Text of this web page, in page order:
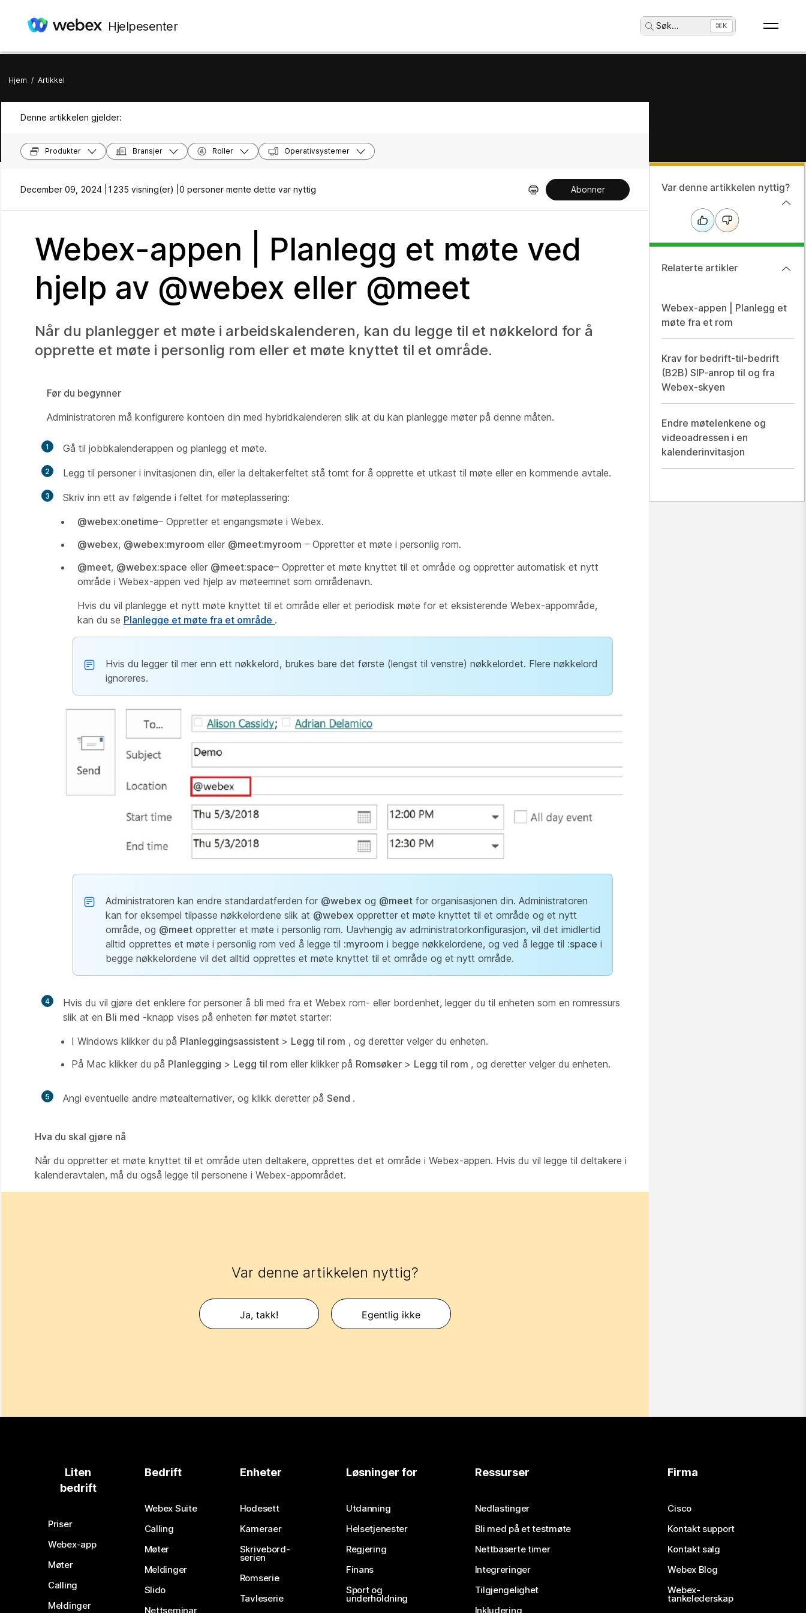
Hjelpesenter Søk... ⌘K
Hjem / Artikkel
Denne artikkelen gjelder:
Produkter Bransjer Roller Operativsystemer
December 09, 2024 | 1235 visning(er) | 0 personer mente dette var nyttig Abonner
Webex-appen | Planlegg et møte ved
hjelp av @webex eller @meet
Når du planlegger et møte i arbeidskalenderen, kan du legge til et nøkkelord for å
opprette et møte i personlig rom eller et møte knyttet til et område.
Før du begynner
Administratoren må konfigurere kontoen din med hybridkalenderen slik at du kan planlegge møter på denne måten.
1 Gå til jobbkalenderappen og planlegg et møte.
2 Legg til personer i invitasjonen din, eller la deltakerfeltet stå tomt for å opprette et utkast til møte eller en kommende avtale.
3
Skriv inn ett av følgende i feltet for møteplassering:
@webex:onetime– Oppretter et engangsmøte i Webex.
@webex, @webex:myroom eller @meet:myroom – Oppretter et møte i personlig rom.
@meet, @webex:space eller @meet:space– Oppretter et møte knyttet til et område og oppretter automatisk et nytt
område i Webex-appen ved hjelp av møteemnet som områdenavn.
Hvis du vil planlegge et nytt møte knyttet til et område eller et periodisk møte for et eksisterende Webex-appområde,
kan du se Planlegge et møte fra et område .
Hvis du legger til mer enn ett nøkkelord, brukes bare det første (lengst til venstre) nøkkelordet. Flere nøkkelord
ignoreres.
Administratoren kan endre standardatferden for @webex og @meet for organisasjonen din. Administratoren
kan for eksempel tilpasse nøkkelordene slik at @webex oppretter et møte knyttet til et område og et nytt
område, og @meet oppretter et møte i personlig rom. Uavhengig av administratorkonfigurasjon, vil det imidlertid
alltid opprettes et møte i personlig rom ved å legge til :myroom i begge nøkkelordene, og ved å legge til :space i
begge nøkkelordene vil det alltid opprettes et møte knyttet til et område og et nytt område.
4
Hvis du vil gjøre det enklere for personer å bli med fra et Webex rom- eller bordenhet, legger du til enheten som en romressurs
slik at en Bli med -knapp vises på enheten før møtet starter:
I Windows klikker du på Planleggingsassistent > Legg til rom , og deretter velger du enheten.
På Mac klikker du på Planlegging > Legg til rom eller klikker på Romsøker > Legg til rom , og deretter velger du enheten.
5 Angi eventuelle andre møtealternativer, og klikk deretter på Send .
Hva du skal gjøre nå
Når du oppretter et møte knyttet til et område uten deltakere, opprettes det et område i Webex-appen. Hvis du vil legge til deltakere i
kalenderavtalen, må du også legge til personene i Webex-appområdet.
Var denne artikkelen nyttig?
Ja, takk! Egentlig ikke
Var denne artikkelen nyttig?
Relaterte artikler
Webex-appen | Planlegg et
møte fra et rom
Krav for bedrift-til-bedrift
(B2B) SIP-anrop til og fra
Webex-skyen
Endre møtelenkene og
videoadressen i en
kalenderinvitasjon
Liten
bedrift
Priser
Webex-app
Møter
Calling
Meldinger
Bedrift
Webex Suite
Calling
Møter
Meldinger
Slido
Nettseminar
Enheter
Hodesett
Kameraer
Skrivebord-
serien
Romserie
Tavleserie
Løsninger for
Utdanning
Helsetjenester
Regjering
Finans
Sport og
underholdning
Ressurser
Nedlastinger
Bli med på et testmøte
Nettbaserte timer
Integreringer
Tilgjengelighet
Inkludering
Firma
Cisco
Kontakt support
Kontakt salg
Webex Blog
Webex-
tankelederskap